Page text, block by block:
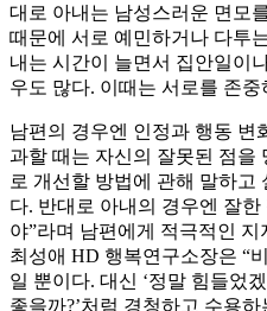
대로 아내는 남성스러운 면모
때문에 서로 예민하거나 다투
내는 시간이 늘면서 집안일이
우도 많다. 이때는 서로를 존
남편의 경우엔 인정과 행동 변
과할 때는 자신의 잘못된 점을
로 개선할 방법에 관해 말하고
다. 반대로 아내의 경우엔 잘
야”라며 남편에게 적극적인
최성애 HD 행복연구소장은 “
일 뿐이다. 대신 ‘정말 힘들었
좋을까?’처럼 경청하고 수용